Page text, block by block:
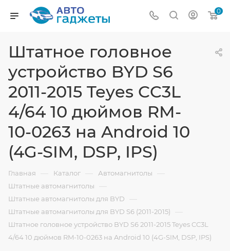
0
Штатное головное
устройство BYD S6
2011-2015 Teyes CC3L
4/64 10 дюймов RM-
10-0263 на Android 10
(4G-SIM, DSP, IPS)
Главная — Каталог — Автомагнитолы —
Штатные автомагнитолы —
Штатные автомагнитолы для BYD —
Штатные автомагнитолы для BYD S6 (2011-2015) —
Штатное головное устройство BYD S6 2011-2015 Teyes CC3L
4/64 10 дюймов RM-10-0263 на Android 10 (4G-SIM, DSP, IPS)